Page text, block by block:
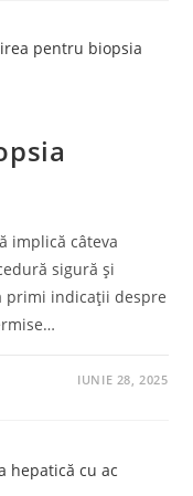
implică câteva
sigură și
primi indicații despre
IUNIE 28, 2025